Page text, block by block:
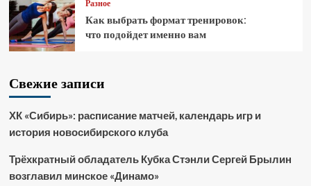
Разное
Как выбрать формат тренировок:
что подойдет именно вам
Свежие записи
ХК «Сибирь»: расписание матчей, календарь игр и
история новосибирского клуба
Трёхкратный обладатель Кубка Стэнли Сергей Брылин
возглавил минское «Динамо»